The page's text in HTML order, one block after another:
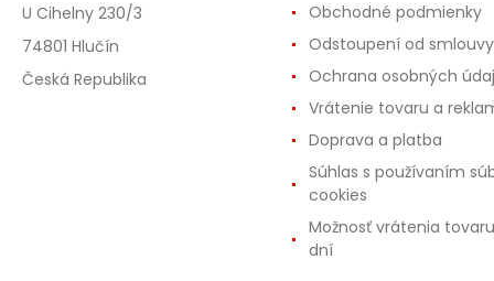
U Cihelny 230/3
74801 Hlučín
Česká Republika
Obchodné podmienky
Odstoupení od smlouvy
Ochrana osobných
Vrátenie tovaru a
Doprava a platba
Súhlas s používaním
cookies
Možnosť vrátenia
dní